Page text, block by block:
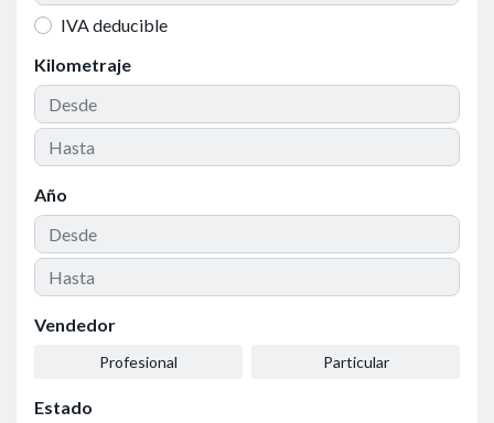
IVA deducible
Kilometraje
Año
Vendedor
Profesional Particular
Estado